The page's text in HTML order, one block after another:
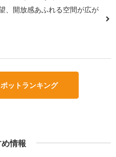
、開放感あふれる空間が広が
ットランキング
情報